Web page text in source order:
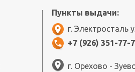
г. Орехово -
г. Электросталь
Пункты выдачи:
+7 (926) 351-77-